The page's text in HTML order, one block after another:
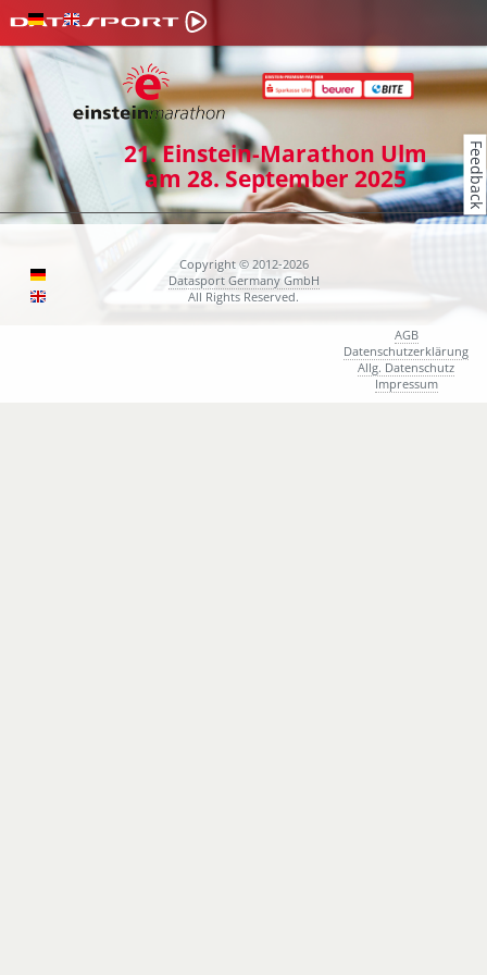
21. Einstein-Marathon Ulm
am 28. September 2025
Copyright © 2012-2026
Datasport Germany GmbH
All Rights Reserved.
AGB
Datenschutzerklärung
Allg. Datenschutz
Impressum
Feedback